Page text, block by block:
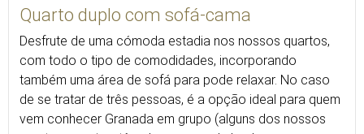
Quarto duplo com sofá-cama
Desfrute de uma cómoda estadia nos nossos quartos,
com todo o tipo de comodidades, incorporando
também uma área de sofá para pode relaxar. No caso
de se tratar de três pessoas, é a opção ideal para quem
vem conhecer Granada em grupo (alguns dos nossos